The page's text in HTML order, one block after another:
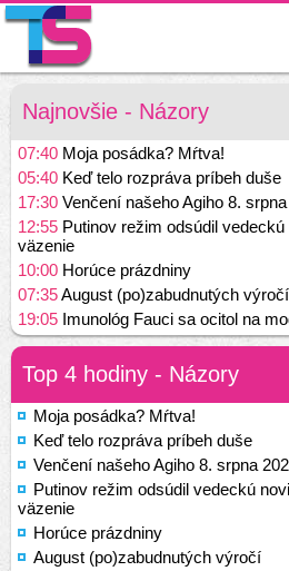
Najnovšie - Názory
07:40 Moja posádka? Mŕtva!
05:40 Keď telo rozpráva príbeh duše
17:30 Venčení našeho Agiho 8.
12:55 Putinov režim odsúdil
väzenie
10:00 Horúce prázdniny
07:35August (po)zabudnutých výročí
19:05 Imunológ Fauci sa ocitol na
Top 4 hodiny - Názory
Moja posádka? Mŕtva!
Keď telo rozpráva príbeh duše
Venčení našeho Agiho 8. srpna
Putinov režim odsúdil vedeckú
väzenie
Horúce prázdniny
August (po)zabudnutých výročí